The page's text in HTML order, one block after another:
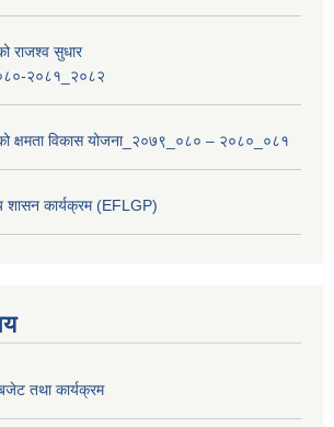
राजश्व सुधार
२०८१_२०८२
क्षमता विकास योजना_२०७९_०८० – २०८०_०८१
शासन कार्यक्रम (EFLGP)
तथा कार्यक्रम